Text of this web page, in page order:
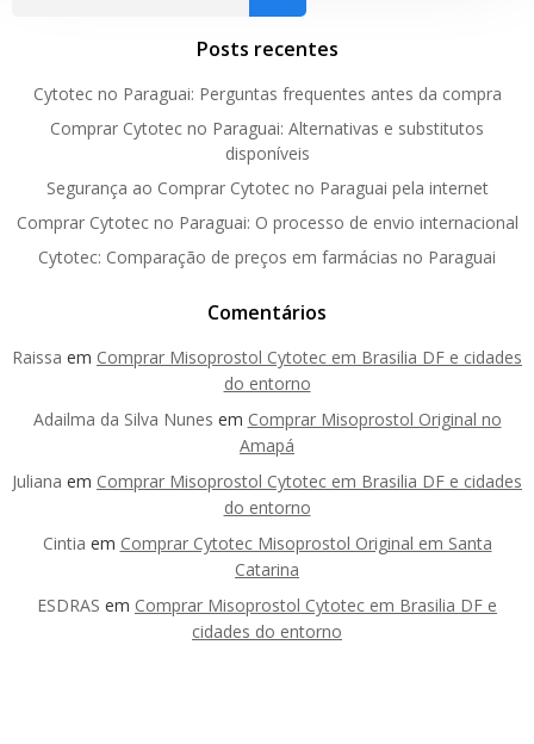
Posts recentes
Cytotec no Paraguai: Perguntas frequentes antes da compra
Comprar Cytotec no Paraguai: Alternativas e substitutos
disponíveis
Segurança ao Comprar Cytotec no Paraguai pela internet
Comprar Cytotec no Paraguai: O processo de envio internacional
Cytotec: Comparação de preços em farmácias no Paraguai
Comentários
Raissa em Comprar Misoprostol Cytotec em Brasilia DF e cidades
do entorno
Adailma da Silva Nunes em Comprar Misoprostol Original no
Amapá
Juliana em Comprar Misoprostol Cytotec em Brasilia DF e cidades
do entorno
Cintia em Comprar Cytotec Misoprostol Original em Santa
Catarina
ESDRAS em Comprar Misoprostol Cytotec em Brasilia DF e
cidades do entorno